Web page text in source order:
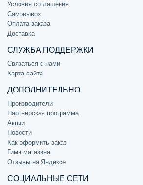
Условия соглашения
Самовывоз
Оплата заказа
Доставка
СЛУЖБА ПОДДЕРЖКИ
Связаться с нами
Карта сайта
ДОПОЛНИТЕЛЬНО
Производители
Партнёрская программа
Акции
Новости
Как оформить заказ
Гимн магазина
Отзывы на Яндексе
СОЦИАЛЬНЫЕ СЕТИ